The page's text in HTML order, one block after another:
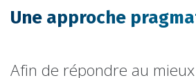
Une approche
Afin de répondre au